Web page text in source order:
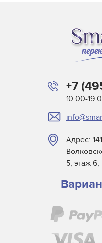
+7
10.00-
Адрес:
5, этаж